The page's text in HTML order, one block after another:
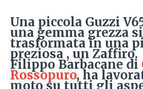
Una piccola Guzzi
una gemma grezza
trasformata in una
preziosa , un Zaffiro.
Filippo Barbacane di
Rossopuro, ha
moto su tutti gli